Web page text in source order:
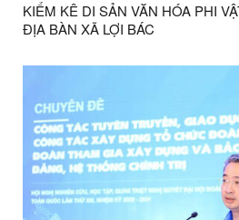
KIỂM KÊ DI SẢN VĂN HÓA PHI VẬT THỂ NĂM 2026 TRÊN
ĐỊA BÀN XÃ LỢI BÁC